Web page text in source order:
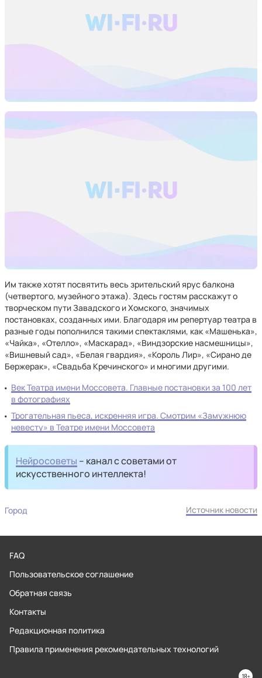
Им также хотят посвятить весь зрительский ярус балкона
(четвертого, музейного этажа). Здесь гостям расскажут о
творческом пути Завадского и Хомского, значимых
постановках, созданных ими. Благодаря им репертуар театра в
разные годы пополнился такими спектаклями, как «Машенька»,
«Чайка», «Отелло», «Маскарад», «Виндзорские насмешницы»,
«Вишневый сад», «Белая гвардия», «Король Лир», «Сирано де
Бержерак», «Свадьба Кречинского» и многими другими.
Век Театра имени Моссовета. Главные постановки за 100 лет
в фотографиях
Трогательная пьеса, искренняя игра. Смотрим «Замужнюю
невесту» в Театре имени Моссовета
Нейросоветы – канал с советами от
искусственного интеллекта!
Город Источник новости
FAQ
Пользовательское соглашение
Обратная связь
Контакты
Редакционная политика
Правила применения рекомендательных технологий